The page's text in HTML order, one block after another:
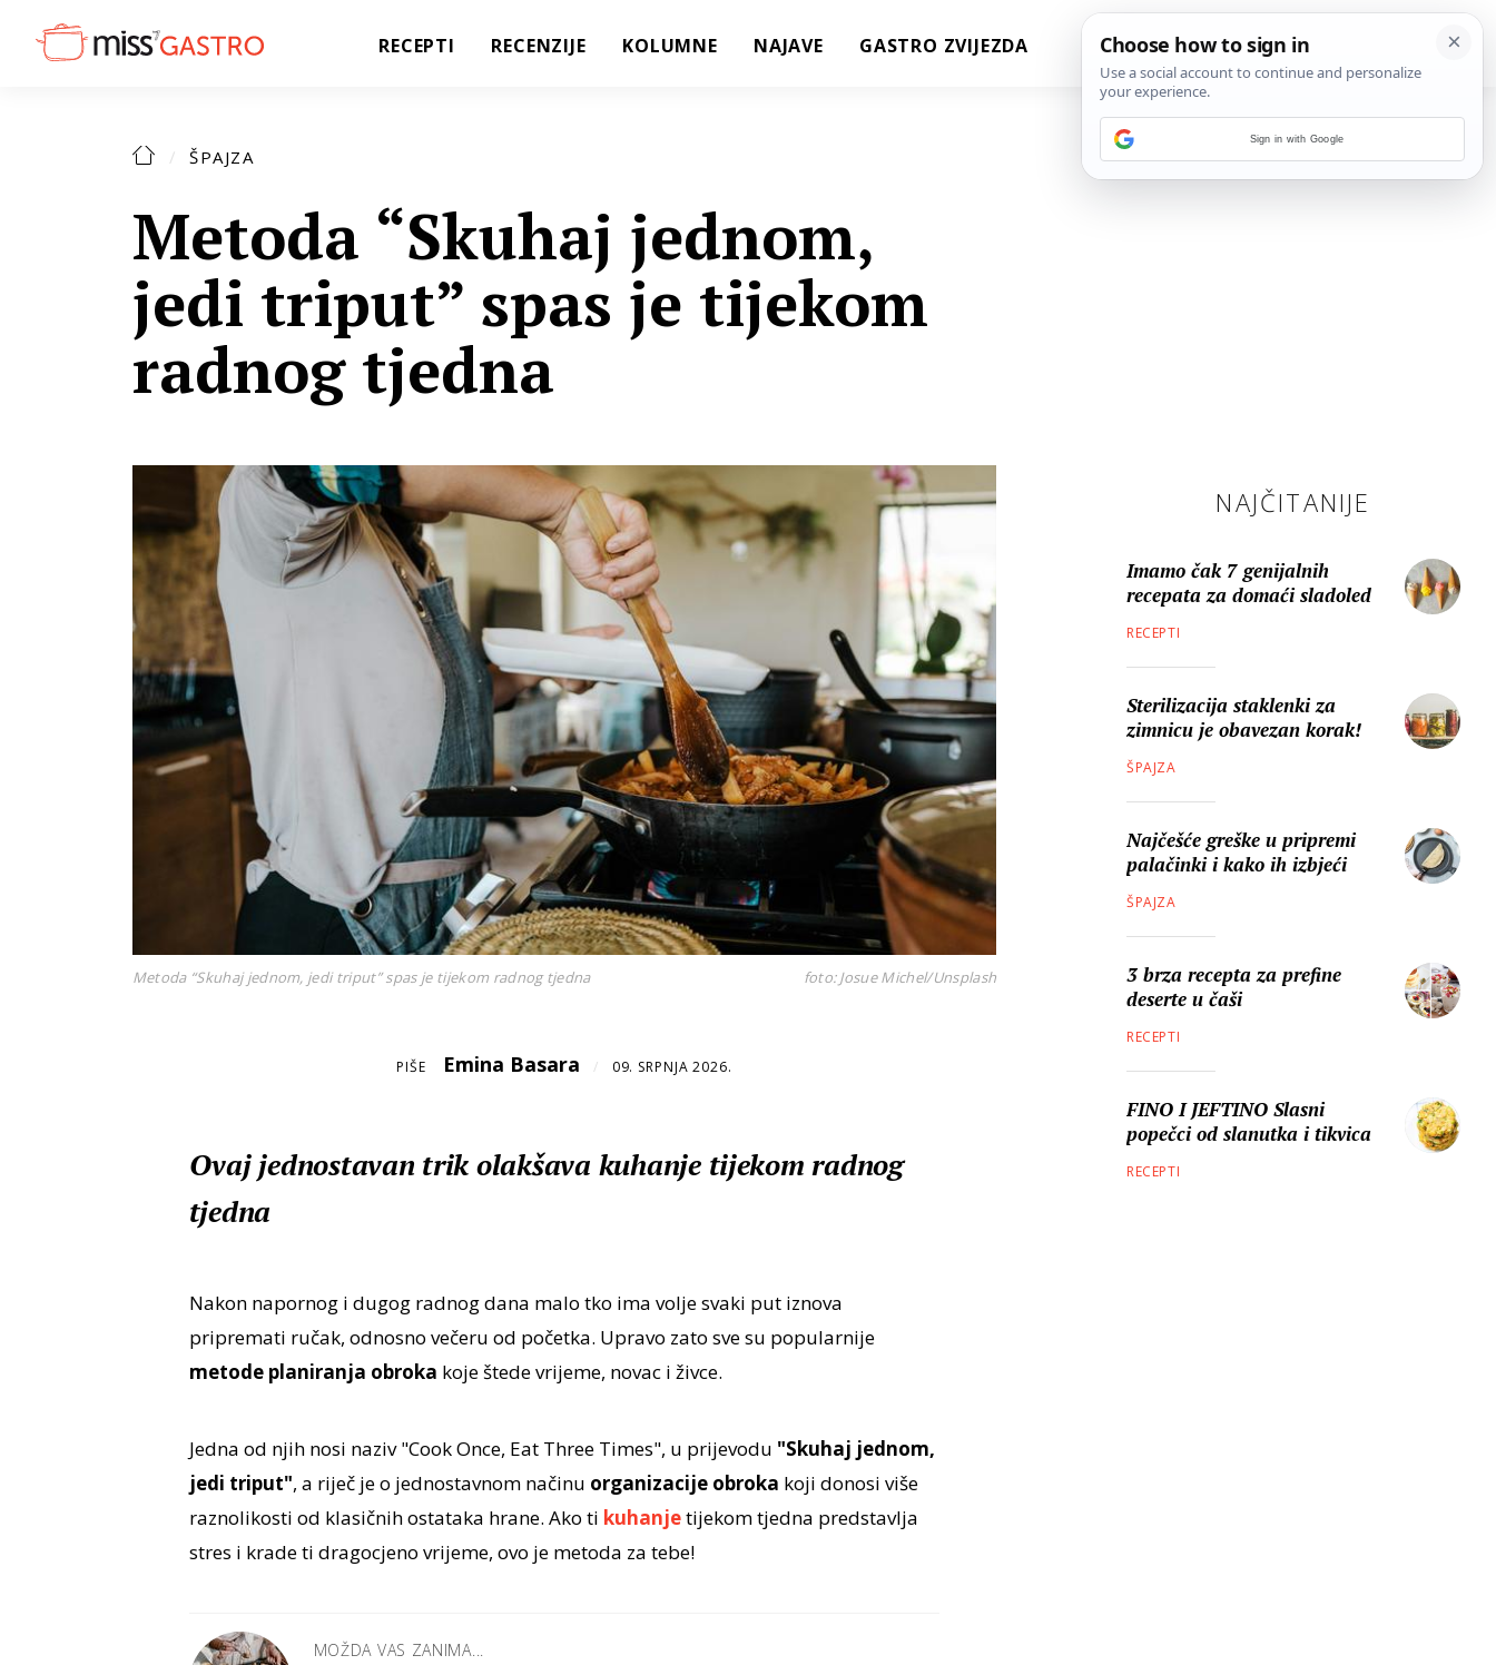
RECEPTI RECENZIJE KOLUMNE NAJAVE GASTRO ZVIJEZDA
ŠPAJZA
Metoda “Skuhaj jednom,
jedi triput” spas je tijekom
radnog tjedna
Metoda “Skuhaj jednom, jedi triput” spas je tijekom radnog tjedna foto: Josue Michel/Unsplash
PIŠE Emina Basara / 09. SRPNJA 2026.
Ovaj jednostavan trik olakšava kuhanje tijekom radnog
tjedna
Nakon napornog i dugog radnog dana malo tko ima volje svaki put iznova
pripremati ručak, odnosno večeru od početka. Upravo zato sve su popularnije
metode planiranja obroka koje štede vrijeme, novac i živce.
Jedna od njih nosi naziv "Cook Once, Eat Three Times", u prijevodu "Skuhaj jednom,
jedi triput", a riječ je o jednostavnom načinu organizacije obroka koji donosi više
raznolikosti od klasičnih ostataka hrane. Ako ti kuhanjetijekom tjedna predstavlja
stres i krade ti dragocjeno vrijeme, ovo je metoda za tebe!
MOŽDA VAS ZANIMA...
NAJČITANIJE
Imamo čak 7 genijalnih
recepata za domaći sladoled
RECEPTI
Sterilizacija staklenki za
zimnicu je obavezan korak!
ŠPAJZA
Najčešće greške u pripremi
palačinki i kako ih izbjeći
ŠPAJZA
3 brza recepta za prefine
deserte u čaši
RECEPTI
FINO I JEFTINO Slasni
popečci od slanutka i tikvica
RECEPTI
Sign in with Google